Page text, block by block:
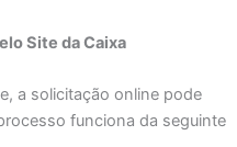
Site da Caixa
a solicitação online pode
funciona da seguinte